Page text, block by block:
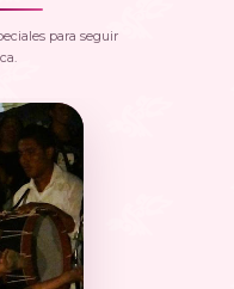
para seguir